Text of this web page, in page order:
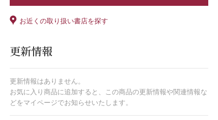
お近くの取り扱い書店を探す
更新情報
更新情報はありません。
お気に入り商品に追加すると、この商品の更新情報や関連情報な
どをマイページでお知らせいたします。